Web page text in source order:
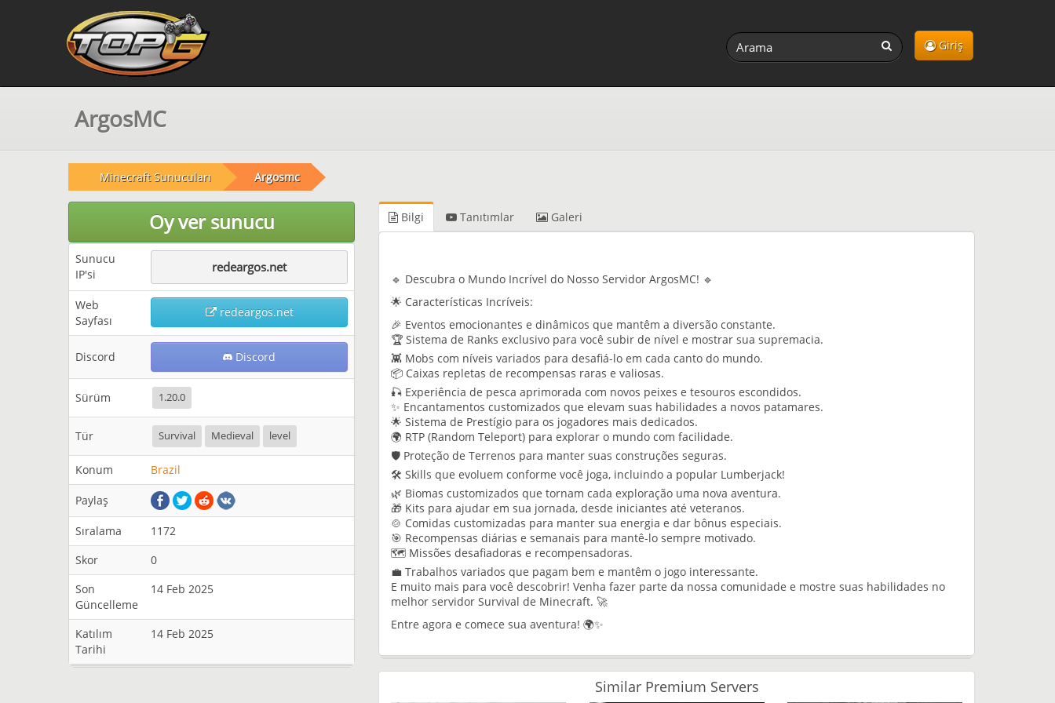
Giriş
ArgosMC
Minecraft Sunucuları Argosmc
Oy ver sunucu
Sunucu
IP'si
redeargos.net
Web
Sayfası
redeargos.net
Discord Discord
Sürüm 1.20.0
Tür Survival Medieval level
Konum Brazil
Paylaş
Sıralama
1172
Skor
0
Son
Güncelleme
14 Feb 2025
Katılım
Tarihi
14 Feb 2025
Bilgi Tanıtımlar Galeri
🔹 Descubra o Mundo Incrível do Nosso Servidor ArgosMC! 🔹
🌟 Características Incríveis:
🎉 Eventos emocionantes e dinâmicos que mantêm a diversão constante.
🏆 Sistema de Ranks exclusivo para você subir de nível e mostrar sua supremacia.
👾 Mobs com níveis variados para desafiá-lo em cada canto do mundo.
📦 Caixas repletas de recompensas raras e valiosas.
🎣 Experiência de pesca aprimorada com novos peixes e tesouros escondidos.
✨ Encantamentos customizados que elevam suas habilidades a novos patamares.
🌟 Sistema de Prestígio para os jogadores mais dedicados.
🌍 RTP (Random Teleport) para explorar o mundo com facilidade.
🛡️ Proteção de Terrenos para manter suas construções seguras.
🛠️ Skills que evoluem conforme você joga, incluindo a popular Lumberjack!
🌿 Biomas customizados que tornam cada exploração uma nova aventura.
🎁 Kits para ajudar em sua jornada, desde iniciantes até veteranos.
🍲 Comidas customizadas para manter sua energia e dar bônus especiais.
🎯 Recompensas diárias e semanais para mantê-lo sempre motivado.
🗺️ Missões desafiadoras e recompensadoras.
💼 Trabalhos variados que pagam bem e mantêm o jogo interessante.
E muito mais para você descobrir! Venha fazer parte da nossa comunidade e mostre suas habilidades no
melhor servidor Survival de Minecraft. 🚀
Entre agora e comece sua aventura! 🌍✨
Similar Premium Servers